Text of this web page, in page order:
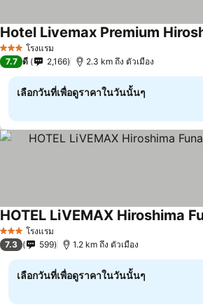
3 ดาว โรงแรม
Hotel Livemax Premium
7.7 ดี 2,166 2.3 km ถึง ตัวเมือง
เลือกวันที่เพื่อดูราคาในวันนั้นๆ
3 ดาว โรงแรม
ดูราคา
7.3 599 1.2 km ถึง ตัวเมือง
เลือกวันที่เพื่อดูราคาในวันนั้นๆ